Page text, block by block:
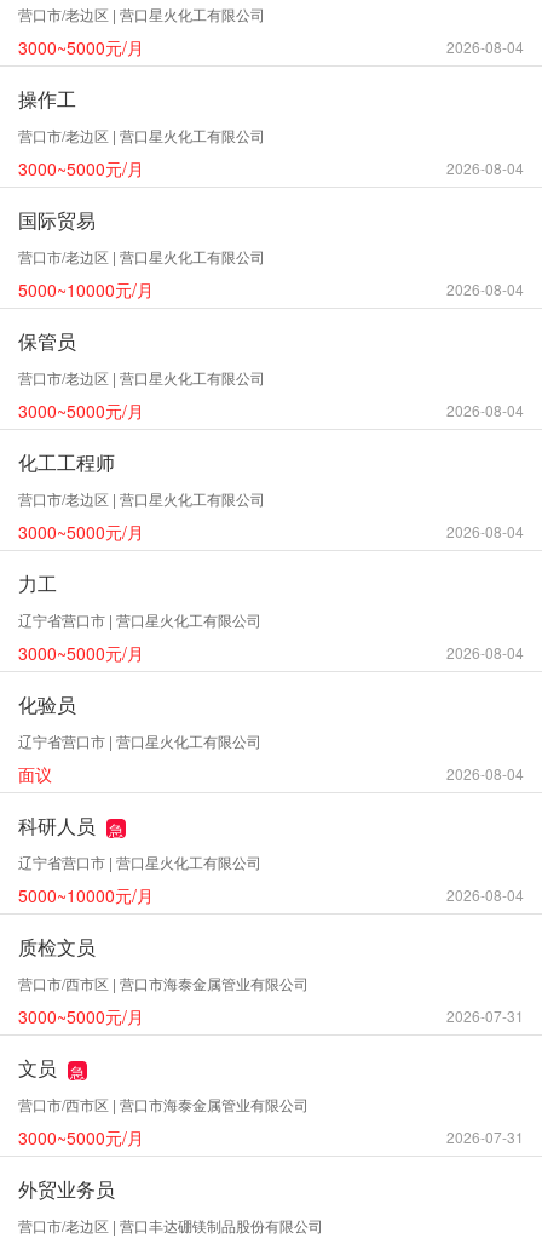
营口市/老边区 | 营口星火化工有限公司
3000~5000元/月 2026-08-04
操作工
营口市/老边区 | 营口星火化工有限公司
3000~5000元/月 2026-08-04
国际贸易
营口市/老边区 | 营口星火化工有限公司
5000~10000元/月 2026-08-04
保管员
营口市/老边区 | 营口星火化工有限公司
3000~5000元/月 2026-08-04
化工工程师
营口市/老边区 | 营口星火化工有限公司
3000~5000元/月 2026-08-04
力工
辽宁省营口市 | 营口星火化工有限公司
3000~5000元/月 2026-08-04
化验员
辽宁省营口市 | 营口星火化工有限公司
面议 2026-08-04
科研人员
急
辽宁省营口市 | 营口星火化工有限公司
5000~10000元/月 2026-08-04
质检文员
营口市/西市区 | 营口市海泰金属管业有限公司
3000~5000元/月 2026-07-31
文员
急
营口市/西市区 | 营口市海泰金属管业有限公司
3000~5000元/月 2026-07-31
外贸业务员
营口市/老边区 | 营口丰达硼镁制品股份有限公司